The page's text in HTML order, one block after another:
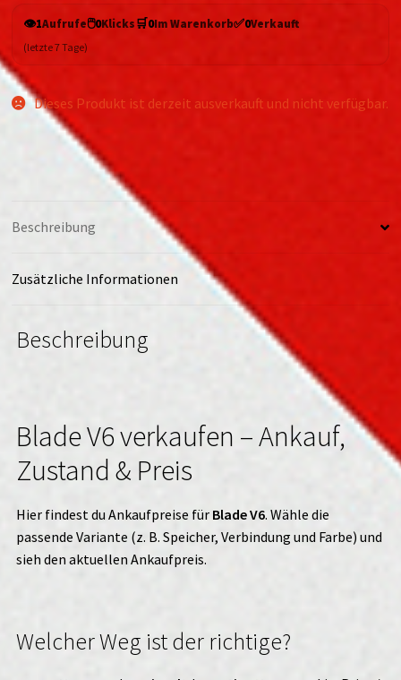
👁️1Aufrufe🖱️0Klicks🛒0Im Warenkorb✅0Verkauft
(letzte 7 Tage)
Dieses Produkt ist derzeit ausverkauft und nicht verfügbar.
Beschreibung
Zusätzliche Informationen
Beschreibung
Blade V6 verkaufen – Ankauf,
Zustand & Preis
Hier findest du Ankaufpreise für Blade V6. Wähle die
passende Variante (z. B. Speicher, Verbindung und Farbe) und
sieh den aktuellen Ankaufpreis.
Welcher Weg ist der richtige?